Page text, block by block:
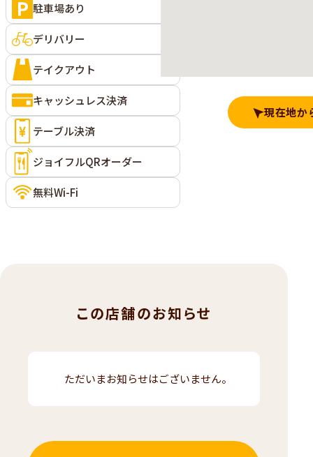
駐車場あり
デリバリー
テイクアウト
キャッシュレス決済
テーブル決済
ジョイフルQRオーダー
無料Wi-Fi
現在地か
この店舗のお知らせ
ただいまお知らせはございません。